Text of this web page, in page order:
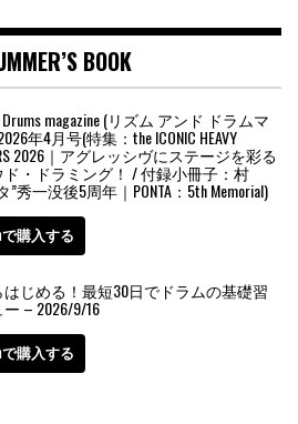
BOOK
Drums magazine (リズム アンド ドラムマ
年4月号(特集：the ICONIC HEAVY
2026｜アグレッシヴにステージを彩る
・ドラミング！ / 付録小冊子：村
”秀一没後5周年｜PONTA：5th Memorial)
購入する
じめる！最短30日でドラムの基礎習
– 2026/9/16
購入する